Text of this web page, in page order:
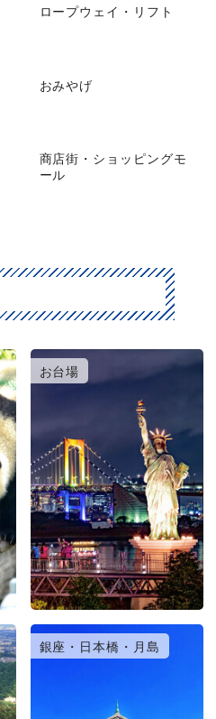
ロープウェイ・リフト
おみやげ
商店街・ショッピングモ
ール
お台場
銀座・日本橋・月島